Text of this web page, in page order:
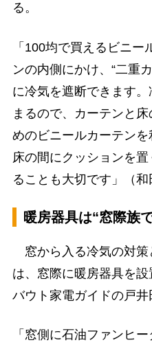
る。
「100均で買えるビニ
ンの内側にかけ、“二重
に冷気を遮断できます
まるので、カーテンと
めのビニールカーテン
床の間にクッションを
ることも大切です」（和
暖房器具は“窓際族
窓から入る冷気の対策
は、窓際に暖房器具を
バウト家電ガイドの戸井
「窓側に石油ファンヒ